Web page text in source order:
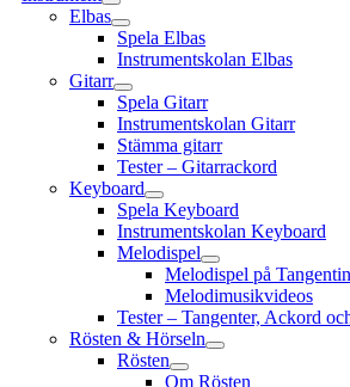
Elbas
Spela Elbas
Instrumentskolan Elbas
Gitarr
Spela Gitarr
Instrumentskolan Gitarr
Stämma gitarr
Tester – Gitarrackord
Keyboard
Spela Keyboard
Instrumentskolan Keyboard
Melodispel
Melodispel på
Melodimusikvideos
Tester – Tangenter, Ackord
Rösten & Hörseln
Rösten
Om Rösten